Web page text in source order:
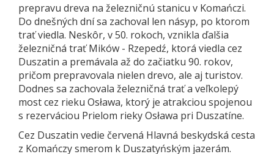
prepravu dreva na železničnú stanicu v Komańczi.
Do dnešných dní sa zachoval len násyp, po ktorom
trať viedla. Neskôr, v 50. rokoch, vznikla ďalšia
železničná trať Mików - Rzepedź, ktorá viedla cez
Duszatin a premávala až do začiatku 90. rokov,
pričom prepravovala nielen drevo, ale aj turistov.
Dodnes sa zachovala železničná trať a veľkolepý
most cez rieku Osława, ktorý je atrakciou spojenou
s rezerváciou Prielom rieky Osława pri Duszatíne.
Cez Duszatin vedie červená Hlavná beskydská cesta
z Komańczy smerom k Duszatyńským jazerám.